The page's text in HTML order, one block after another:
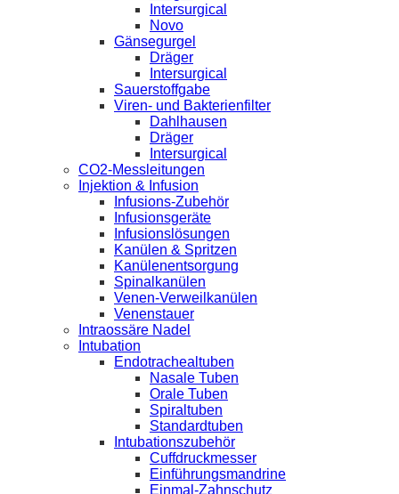
Intersurgical
Novo
Gänsegurgel
Dräger
Intersurgical
Sauerstoffgabe
Viren- und Bakterienfilter
Dahlhausen
Dräger
Intersurgical
CO2-Messleitungen
Injektion & Infusion
Infusions-Zubehör
Infusionsgeräte
Infusionslösungen
Kanülen & Spritzen
Kanülenentsorgung
Spinalkanülen
Venen-Verweilkanülen
Venenstauer
Intraossäre Nadel
Intubation
Endotrachealtuben
Nasale Tuben
Orale Tuben
Spiraltuben
Standardtuben
Intubationszubehör
Cuffdruckmesser
Einführungsmandrine
Einmal-Zahnschutz